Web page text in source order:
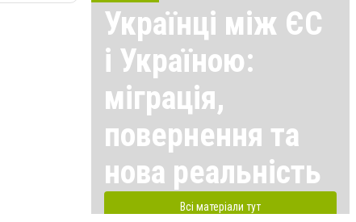
Українці між ЄС
і Україною:
міграція,
повернення та
нова реальність
Всі матеріали тут